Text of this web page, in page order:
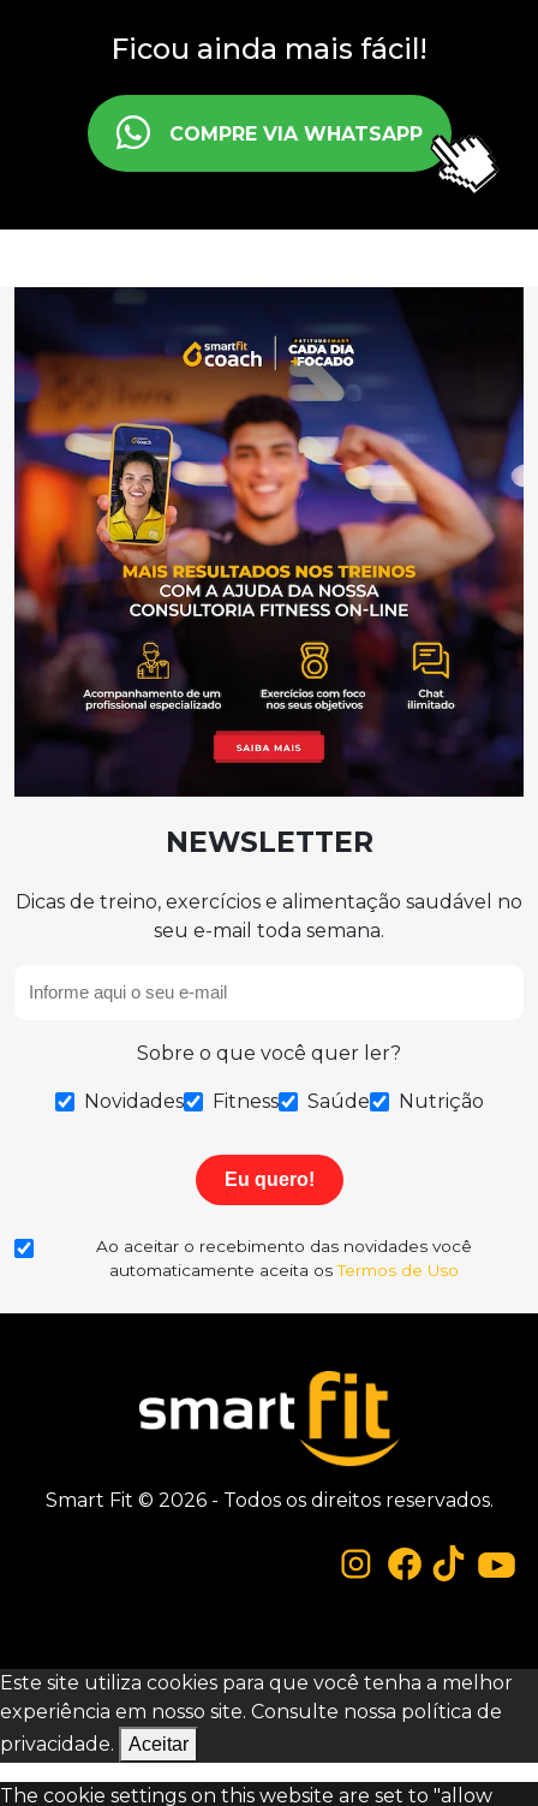
Ficou ainda mais fácil!
COMPRE VIA WHATSAPP
NEWSLETTER
Dicas de treino, exercícios e alimentação saudável no
seu e-mail toda semana.
Sobre o que você quer ler?
Novidades Fitness Saúde Nutrição
Eu quero!
Ao aceitar o recebimento das novidades você
automaticamente aceita osTermos de Uso
Smart Fit © 2026 - Todos os direitos reservados.
Este site utiliza cookies para que você tenha a melhor
experiência em nosso site. Consulte nossa política de
privacidade.
Aceitar
The cookie settings on this website are set to "allow